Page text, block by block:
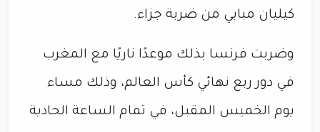
كيليان مبابي من ضربة جزاء.
وضربت فرنسا بذلك موعدًا ناريًا مع المغرب
في دور ربع نهائي كأس العالم، وذلك مساء
يوم الخميس المقبل، في تمام الساعة الحادية